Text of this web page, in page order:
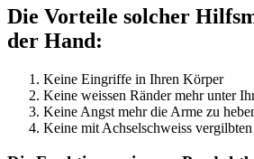
Die Vorteile solcher
der Hand:
Keine Eingriffe in Ihren Körper
Keine weissen Ränder mehr unter
Keine Angst mehr die Arme zu
Keine mit Achselschweiss